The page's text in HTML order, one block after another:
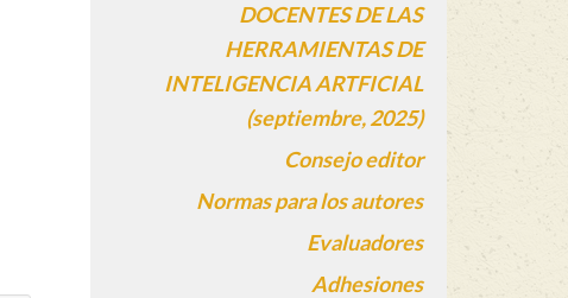
DOCENTES DE LAS
HERRAMIENTAS DE
INTELIGENCIA ARTFICIAL
(septiembre, 2025)
Consejo editor
Normas para los autores
Evaluadores
Adhesiones